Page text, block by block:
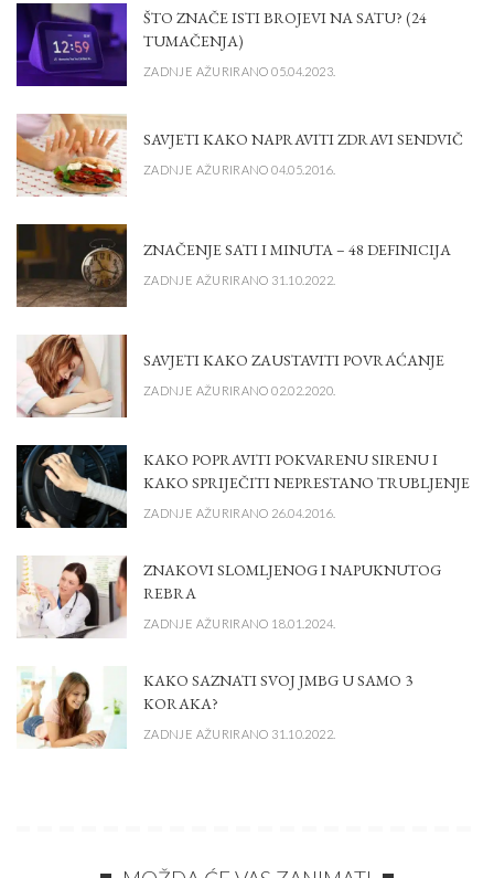
ŠTO ZNAČE ISTI BROJEVI NA SATU? (24
TUMAČENJA)
ZADNJE AŽURIRANO 05.04.2023.
SAVJETI KAKO NAPRAVITI ZDRAVI SENDVIČ
ZADNJE AŽURIRANO 04.05.2016.
ZNAČENJE SATI I MINUTA – 48 DEFINICIJA
ZADNJE AŽURIRANO 31.10.2022.
SAVJETI KAKO ZAUSTAVITI POVRAĆANJE
ZADNJE AŽURIRANO 02.02.2020.
KAKO POPRAVITI POKVARENU SIRENU I
KAKO SPRIJEČITI NEPRESTANO TRUBLJENJE
ZADNJE AŽURIRANO 26.04.2016.
ZNAKOVI SLOMLJENOG I NAPUKNUTOG
REBRA
ZADNJE AŽURIRANO 18.01.2024.
KAKO SAZNATI SVOJ JMBG U SAMO 3
KORAKA?
ZADNJE AŽURIRANO 31.10.2022.